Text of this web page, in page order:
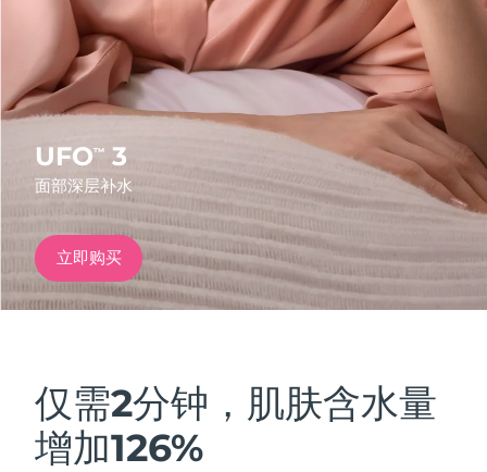
UFO™ 3
面部深层补水
立即购买
仅需2分钟，肌肤含水量
增加126%
热门产品
特别优惠
红光疗法
西班牙 预计送达日期8/8/26
澳大利亚 预计送达日期8/11/26
预计送达日期8/8/26
德国 预计送达日期 8/8/26
加拿大 预计送达日期
奥地利 预计送达日期 8/8/26
巴林